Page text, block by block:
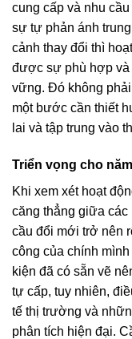
cung cấp và nhu
sự tự phản ánh
cảnh thay đổi thì
được sự phù hợp và
vững. Đó không
một bước cần thiết
lai và tập trung vào
Triển vọng cho
Khi xem xét hoạt
căng thẳng giữa
cầu đổi mới trở nên
công của chính
kiện đã có sẵn vẽ
tự cấp, tuy nhiên,
tế thị trường và
phân tích hiện đại.